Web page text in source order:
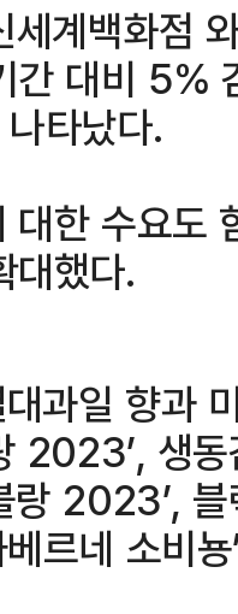
계백화점
간 대비 5%
타났다.
대한 수요도
대했다.
과일 향과
2023’, 생
랑 2023’,
르네 소비